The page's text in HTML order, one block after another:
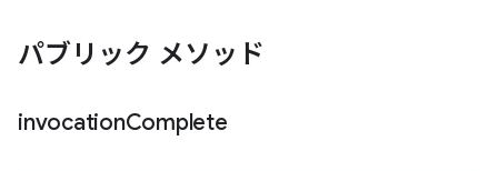
パブリック メソッド
invocationComplete